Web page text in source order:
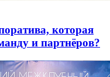
которая
и партнёров?